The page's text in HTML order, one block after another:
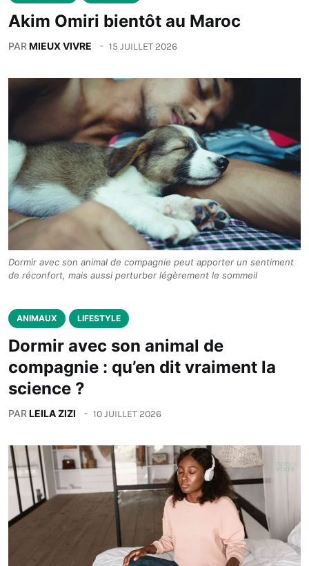
Akim Omiri bientôt au Maroc
PARMIEUX VIVRE 15 JUILLET 2026
Dormir avec son animal de compagnie peut apporter un sentiment
de réconfort, mais aussi perturber légèrement le sommeil
ANIMAUX LIFESTYLE
Dormir avec son animal de
compagnie : qu’en dit vraiment la
science ?
PARLEILA ZIZI 10 JUILLET 2026